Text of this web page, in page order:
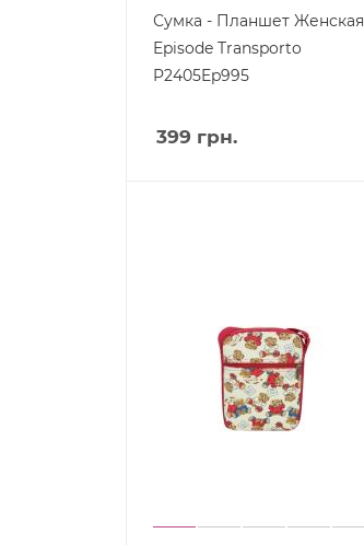
Сумка - Планшет Женская
Episode Transporto
P2405Ep995
399 грн.